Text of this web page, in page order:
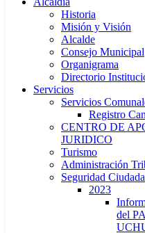
Historia
Misión y Visión
Alcalde
Consejo Municipal
Organigrama
Directorio
Servicios
Servicios
Registro
CENTRO DE
JURIDICO
Turismo
Administración
Seguridad
2023
del